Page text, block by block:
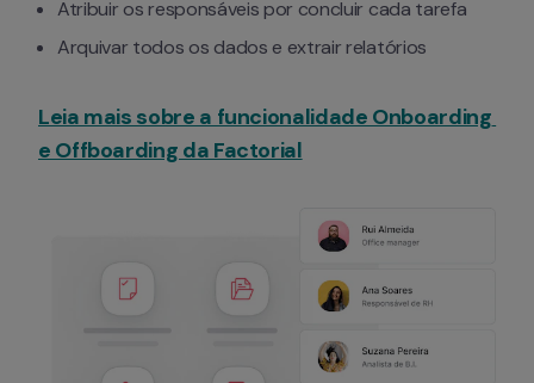
Atribuir os responsáveis ​​por concluir cada tarefa
Arquivar todos os dados e extrair relatórios
Leia mais sobre a funcionalidade Onboarding
e Offboarding da Factorial